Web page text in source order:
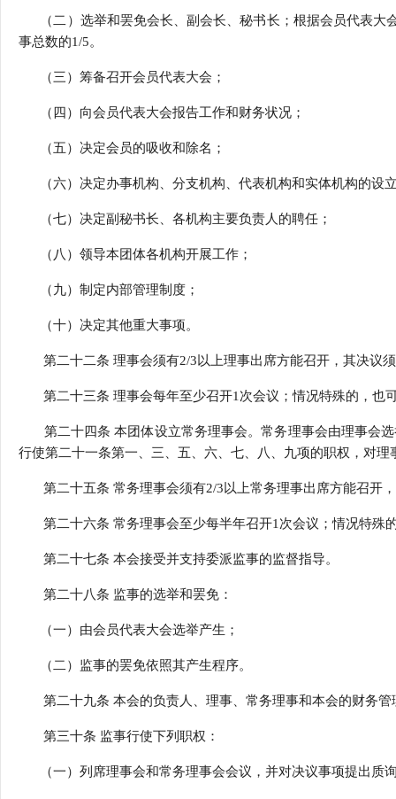
（二）选举和罢免会长、副会长、秘书长；根据会员代表大
事总数的1/5。
（三）筹备召开会员代表大会；
（四）向会员代表大会报告工作和财务状况；
（五）决定会员的吸收和除名；
（六）决定办事机构、分支机构、代表机构和实体机构的设
（七）决定副秘书长、各机构主要负责人的聘任；
（八）领导本团体各机构开展工作；
（九）制定内部管理制度；
（十）决定其他重大事项。
第二十二条 理事会须有2/3以上理事出席方能召开，其决议
第二十三条 理事会每年至少召开1次会议；情况特殊的，也
第二十四条 本团体设立常务理事会。常务理事会由理事会选
行使第二十一条第一、三、五、六、七、八、九项的职权，对理
第二十五条 常务理事会须有2/3以上常务理事出席方能召开
第二十六条 常务理事会至少每半年召开1次会议；情况特殊
第二十七条 本会接受并支持委派监事的监督指导。
第二十八条 监事的选举和罢免：
（一）由会员代表大会选举产生；
（二）监事的罢免依照其产生程序。
第二十九条 本会的负责人、理事、常务理事和本会的财务管
第三十条 监事行使下列职权：
（一）列席理事会和常务理事会会议，并对决议事项提出质